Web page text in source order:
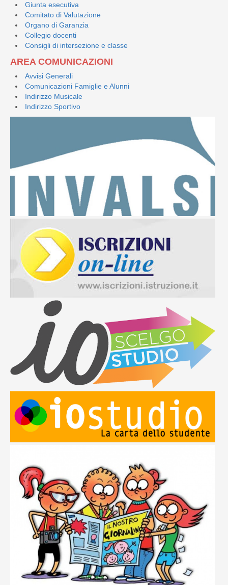
Giunta esecutiva
Comitato di Valutazione
Organo di Garanzia
Collegio docenti
Consigli di intersezione e classe
AREA COMUNICAZIONI
Avvisi Generali
Comunicazioni Famiglie e Alunni
Indirizzo Musicale
Indirizzo Sportivo